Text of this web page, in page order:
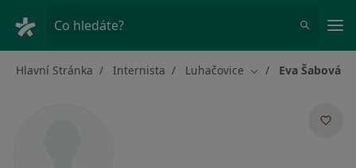
Co hledáte?
Hlavní Stránka Internista Luhačovice Změna města
Eva Šabová